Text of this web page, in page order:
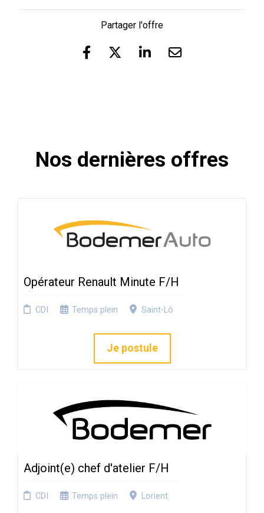
Partager l'offre
Nos dernières offres
Opérateur Renault Minute F/H
CDI Temps plein Saint-Lô
Je postule
Adjoint(e) chef d'atelier F/H
CDI Temps plein Lorient